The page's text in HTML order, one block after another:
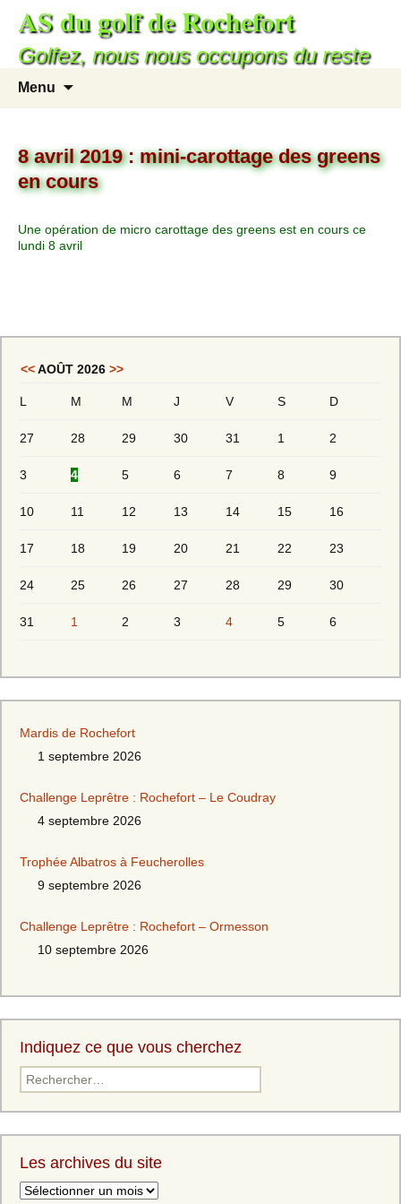
AS du golf de Rochefort
Golfez, nous nous occupons du reste
Menu
8 avril 2019 : mini-carottage des greens
en cours
Une opération de micro carottage des greens est en cours ce
lundi 8 avril
<<AOÛT 2026 >>
L M M J V S D
27 28 29 30 31 1 2
3 4 5 6 7 8 9
10 11 12 13 14 15 16
17 18 19 20 21 22 23
24 25 26 27 28 29 30
31 1 2 3 4 5 6
Mardis de Rochefort
1 septembre 2026
Challenge Leprêtre : Rochefort – Le Coudray
4 septembre 2026
Trophée Albatros à Feucherolles
9 septembre 2026
Challenge Leprêtre : Rochefort – Ormesson
10 septembre 2026
Indiquez ce que vous cherchez
Les archives du site